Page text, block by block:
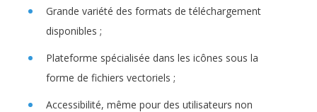
Grande variété des formats de téléchargement
disponibles ;
Plateforme spécialisée dans les icônes sous la
forme de fichiers vectoriels ;
Accessibilité, même pour des utilisateurs non